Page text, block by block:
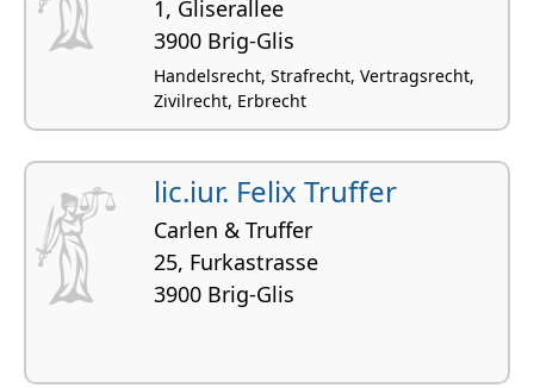
1, Gliserallee
3900 Brig-Glis
Handelsrecht, Strafrecht, Vertragsrecht,
Zivilrecht, Erbrecht
lic.iur. Felix Truffer
Carlen & Truffer
25, Furkastrasse
3900 Brig-Glis